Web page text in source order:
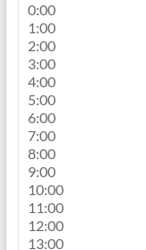
0:00
1:00
2:00
3:00
4:00
5:00
6:00
7:00
8:00
9:00
10:00
11:00
12:00
13:00